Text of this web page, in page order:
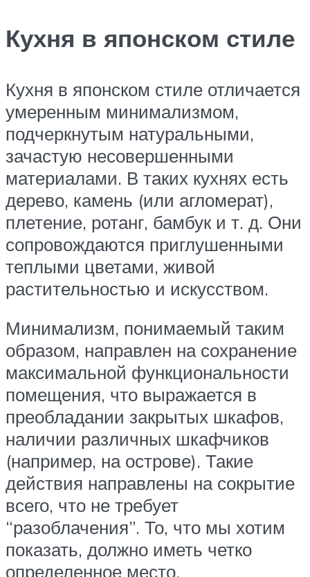
Кухня в японском стиле
Кухня в японском стиле отличается
умеренным минимализмом,
подчеркнутым натуральными,
зачастую несовершенными
материалами. В таких кухнях есть
дерево, камень (или агломерат),
плетение, ротанг, бамбук и т. д. Они
сопровождаются приглушенными
теплыми цветами, живой
растительностью и искусством.
Минимализм, понимаемый таким
образом, направлен на сохранение
максимальной функциональности
помещения, что выражается в
преобладании закрытых шкафов,
наличии различных шкафчиков
(например, на острове). Такие
действия направлены на сокрытие
всего, что не требует
“разоблачения”. То, что мы хотим
показать, должно иметь четко
определенное место.